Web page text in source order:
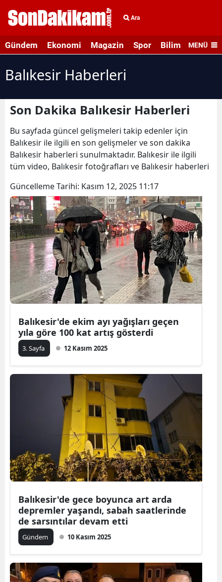
Ara
Gündem Ekonomi Magazin Spor Bilim veMENÜ
Balıkesir Haberleri
Son Dakika Balıkesir Haberleri
Bu sayfada güncel gelişmeleri takip edenler için
Balıkesir ile ilgili en son gelişmeler ve son dakika
Balıkesir haberleri sunulmaktadır. Balıkesir ile ilgili
tüm video, Balıkesir fotoğrafları ve Balıkesir haberleri
Güncelleme Tarihi: Kasım 12, 2025 11:17
Balıkesir'de ekim ayı yağışları geçen
yıla göre 100 kat artış gösterdi
3. Sayfa 12 Kasım 2025
Balıkesir'de gece boyunca art arda
depremler yaşandı, sabah saatlerinde
de sarsıntılar devam etti
Gündem 10 Kasım 2025